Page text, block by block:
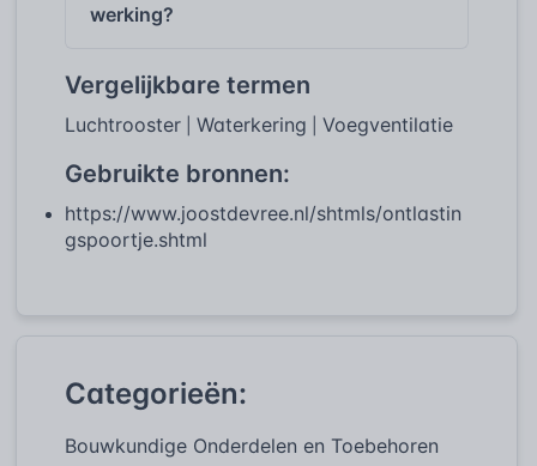
werking?
Vergelijkbare termen
Luchtrooster Waterkering Voegventilatie
Gebruikte bronnen:
https://www.joostdevree.nl/shtmls/ontlastin
gspoortje.shtml
Categorieën:
Bouwkundige Onderdelen en Toebehoren